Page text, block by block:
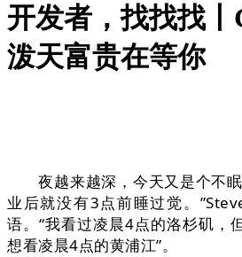
开发者，找找找
泼天富贵在等你
夜越来越深，今天又是个不眠
业后就没有3点前睡过觉。
语。“我看过凌晨4点的洛杉矶，
想看凌晨4点的黄浦江”。